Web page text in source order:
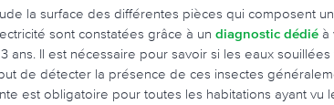
la surface des différentes pièces qui composent
sont constatées grâce à un diagnostic dédié à
ans. Il est nécessaire pour savoir si les eaux
de détecter la présence de ces insectes
est obligatoire pour toutes les habitations ayant vu